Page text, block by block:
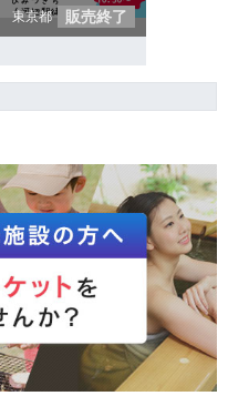
東京都 販売終了